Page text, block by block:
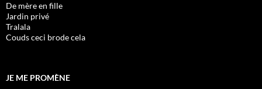
De mère en fille
Jardin privé
Tralala
Couds ceci brode cela
JE ME PROMÈNE